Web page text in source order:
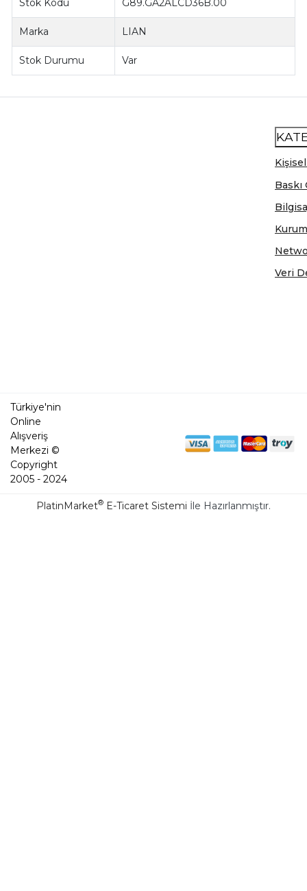
Stok Kodu G89.GA2ALCD36B.00
Marka LIAN
Stok Durumu Var
Veri
Türkiye'nin
Online
Alışveriş
Merkezi ©
Copyright
2005 - 2024
PlatinMarket® E-Ticaret Sistemi İle Hazırlanmıştır.